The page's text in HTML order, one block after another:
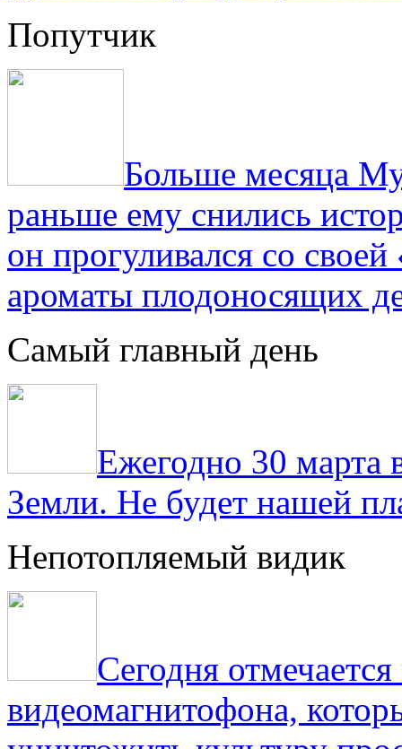
Попутчик
Больше месяца
раньше ему снились
он прогуливался со
ароматы плодоносящих
Самый главный день
Ежегодно 30 марта
Земли. Не будет нашей
Непотопляемый видик
Сегодня
видеомагнитофона,